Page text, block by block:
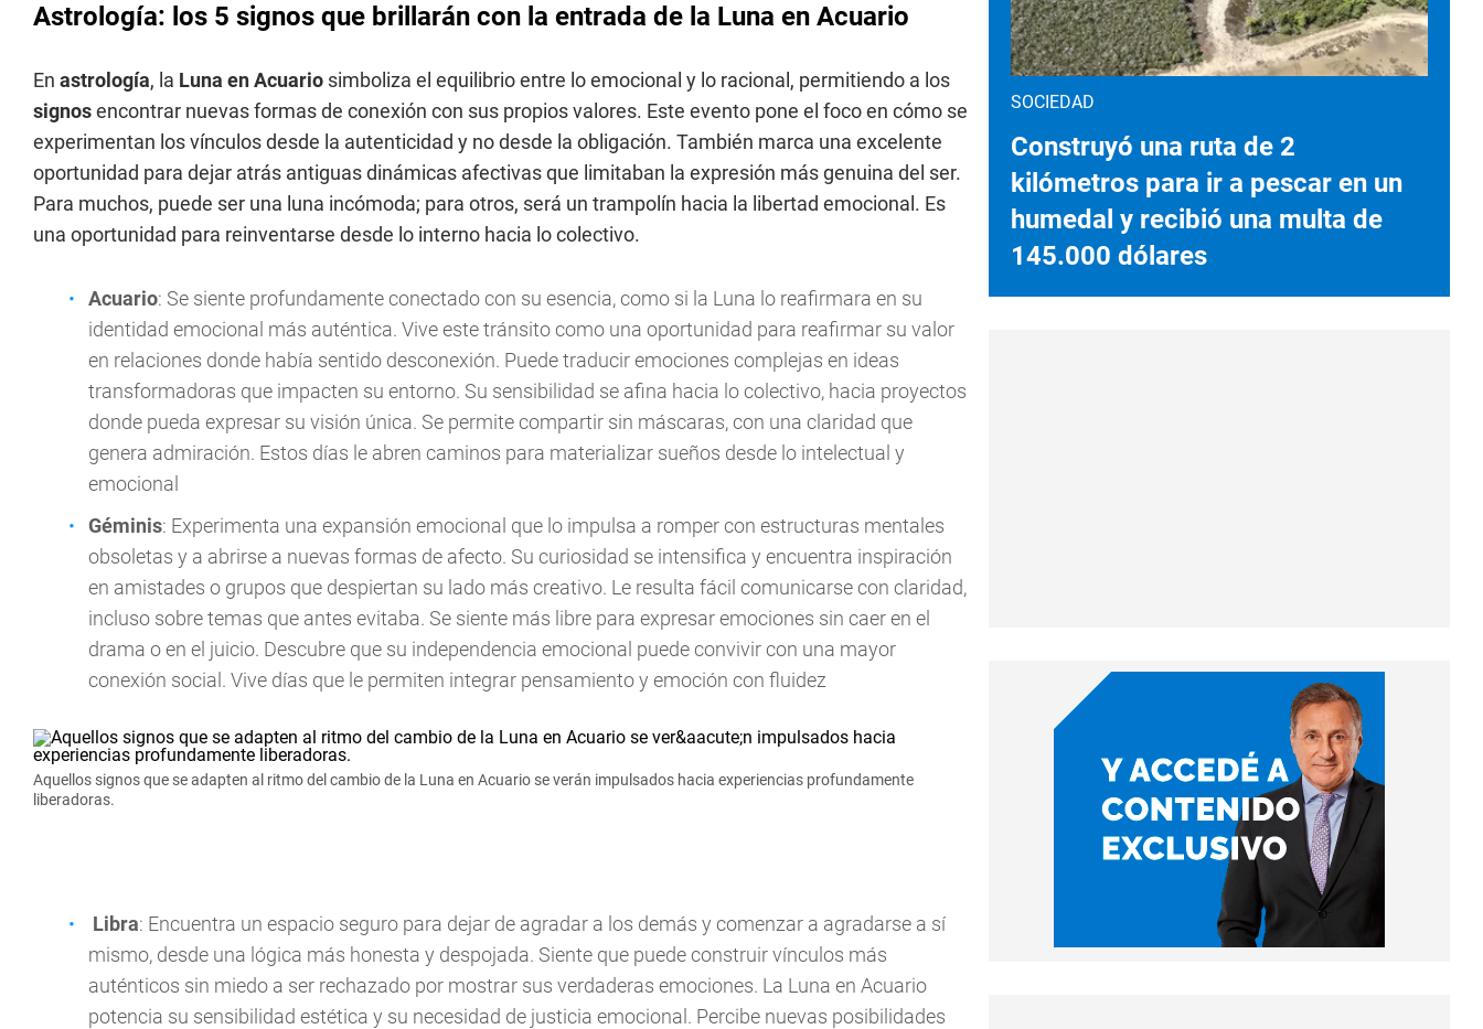
Astrología: los 5 signos que brillarán con la entrada de la Luna en Acuario
En astrología, la Luna en Acuario simboliza el equilibrio entre lo emocional y lo racional, permitiendo a los
signosencontrar nuevas formas de conexión con sus propios valores. Este evento pone el foco en cómo se
experimentan los vínculos desde la autenticidad y no desde la obligación. También marca una excelente
oportunidad para dejar atrás antiguas dinámicas afectivas que limitaban la expresión más genuina del ser.
Para muchos, puede ser una luna incómoda; para otros, será un trampolín hacia la libertad emocional. Es
una oportunidad para reinventarse desde lo interno hacia lo colectivo.
Acuario: Se siente profundamente conectado con su esencia, como si la Luna lo reafirmara en su
identidad emocional más auténtica. Vive este tránsito como una oportunidad para reafirmar su valor
en relaciones donde había sentido desconexión. Puede traducir emociones complejas en ideas
transformadoras que impacten su entorno. Su sensibilidad se afina hacia lo colectivo, hacia proyectos
donde pueda expresar su visión única. Se permite compartir sin máscaras, con una claridad que
genera admiración. Estos días le abren caminos para materializar sueños desde lo intelectual y
emocional
Géminis: Experimenta una expansión emocional que lo impulsa a romper con estructuras mentales
obsoletas y a abrirse a nuevas formas de afecto. Su curiosidad se intensifica y encuentra inspiración
en amistades o grupos que despiertan su lado más creativo. Le resulta fácil comunicarse con claridad,
incluso sobre temas que antes evitaba. Se siente más libre para expresar emociones sin caer en el
drama o en el juicio. Descubre que su independencia emocional puede convivir con una mayor
conexión social. Vive días que le permiten integrar pensamiento y emoción con fluidez
Aquellos signos que se adapten al ritmo del cambio de la Luna en Acuario se verán impulsados hacia experiencias profundamente
liberadoras.
Libra: Encuentra un espacio seguro para dejar de agradar a los demás y comenzar a agradarse a sí
mismo, desde una lógica más honesta y despojada. Siente que puede construir vínculos más
auténticos sin miedo a ser rechazado por mostrar sus verdaderas emociones. La Luna en Acuario
potencia su sensibilidad estética y su necesidad de justicia emocional. Percibe nuevas posibilidades
SOCIEDAD
Construyó una ruta de 2
kilómetros para ir a pescar en un
humedal y recibió una multa de
145.000 dólares